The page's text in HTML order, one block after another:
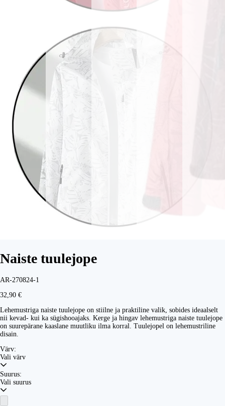
Naiste tuulejope
AR-270824-1
32,90 €
Lehemustriga naiste tuulejope on stiilne ja praktiline valik, sobides ideaalselt
nii kevad- kui ka sügishooajaks. Kerge ja hingav lehemustriga naiste tuulejope
on suurepärane kaaslane muutliku ilma korral. Tuulejopel on lehemustriline
disain.
Värv:
Vali värv
Suurus:
Vali suurus